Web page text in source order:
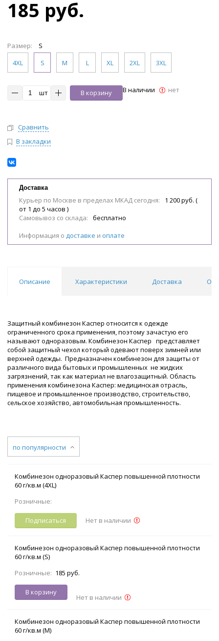
185 руб.
Размер:
S
4XL
S M L XL 2XL 3XL
шт В корзину В наличии нет
Сравнить
В закладки
Доставка
Курьер по Москве в пределах МКАД сегодня:
1 200 руб. (
от 1 до 5 часов )
Самовывоз со склада:
бесплатно
Информация о доставке и оплате
Описание Характеристики Доставка
Защитный комбинезон Каспер относится к одежде
ограниченного срока применения, поэтому зачастую его
называют одноразовым. Комбинезон Каспер представляет
собой защитный чехол который одевают поверх зимней или
верхней одежды. Предназначен комбинезон для защиты от
различного вида бытовых и промышленных не жидких
загрязнений, так как материал не влагозащитный. Область
применения комбинезона Каспер: медицинская отрасль,
пищевое и промышленное производство, строительство,
сельское хозяйство, автомобильная промышленность.
по популярности
Комбинезон одноразовый Каспер повышенной плотности
60 г/кв.м (4XL)
Розничные:
Подписаться Нет в наличии
Комбинезон одноразовый Каспер повышенной плотности
60 г/кв.м (S)
Розничные: 185 руб.
В корзину
Нет в наличии
Комбинезон одноразовый Каспер повышенной плотности
60 г/кв.м (M)